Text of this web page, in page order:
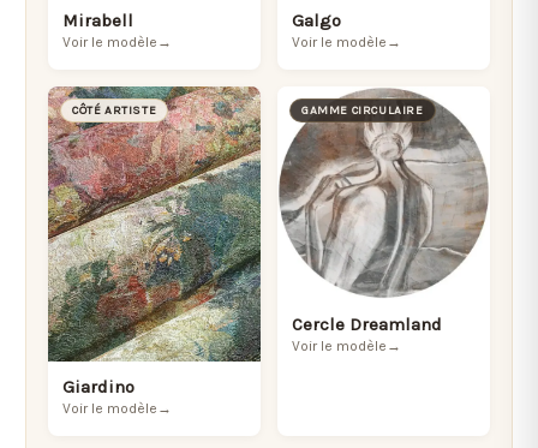
Mirabell
Voir le modèle →
Galgo
Voir le modèle →
CÔTÉ ARTISTE
Giardino
Voir le modèle →
GAMME CIRCULAIRE
Cercle Dreamland
Voir le modèle →